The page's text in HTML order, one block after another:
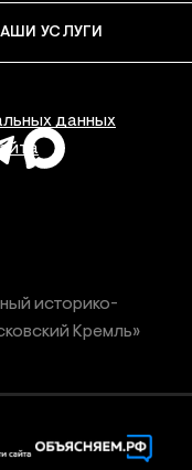
УСЛУГИ
историко-
Кремль»
данных